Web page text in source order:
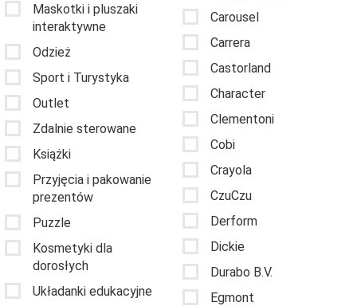
Maskotki i pluszaki
interaktywne
Odzież
Sport i Turystyka
Outlet
Zdalnie sterowane
Książki
Przyjęcia i pakowanie
prezentów
Puzzle
Kosmetyki dla
dorosłych
Układanki edukacyjne
Carousel
Carrera
Castorland
Character
Clementoni
Cobi
Crayola
CzuCzu
Derform
Dickie
Durabo B.V.
Egmont